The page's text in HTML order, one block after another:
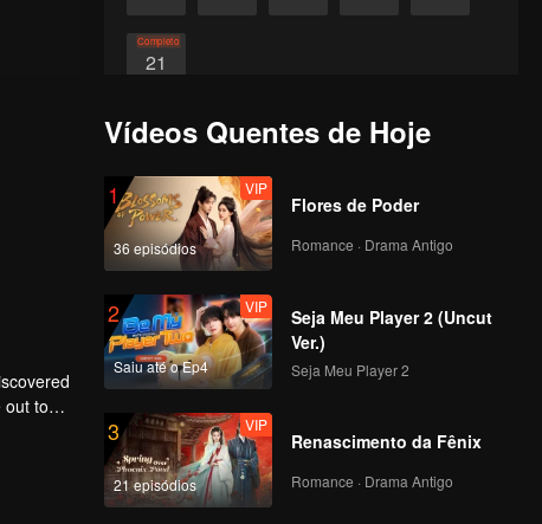
21
Completo
out to
make
Vídeos Quentes de Hoje
1
36 episódios
VIP
Flores de Poder
Romance · Drama Antigo
2
Saiu até o Ep4
VIP
Seja Meu Player 2 (Uncut
Ver.)
Seja Meu Player 2
3
21 episódios
VIP
Renascimento da Fênix
Romance · Drama Antigo